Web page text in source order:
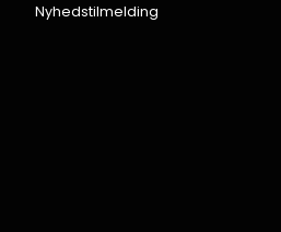
Nyhedstilmelding